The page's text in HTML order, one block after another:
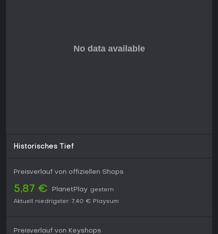
Historisches Tief
Preisverlauf von offiziellen Shops
5,87 € PlanetPlay gestern
Aktuell niedrigster: 7,40 € Playsum
Preisverlauf von Keyshops